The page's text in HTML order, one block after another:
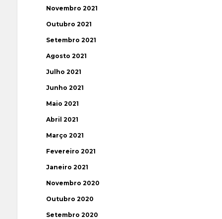
Novembro 2021
Outubro 2021
Setembro 2021
Agosto 2021
Julho 2021
Junho 2021
Maio 2021
Abril 2021
Março 2021
Fevereiro 2021
Janeiro 2021
Novembro 2020
Outubro 2020
Setembro 2020